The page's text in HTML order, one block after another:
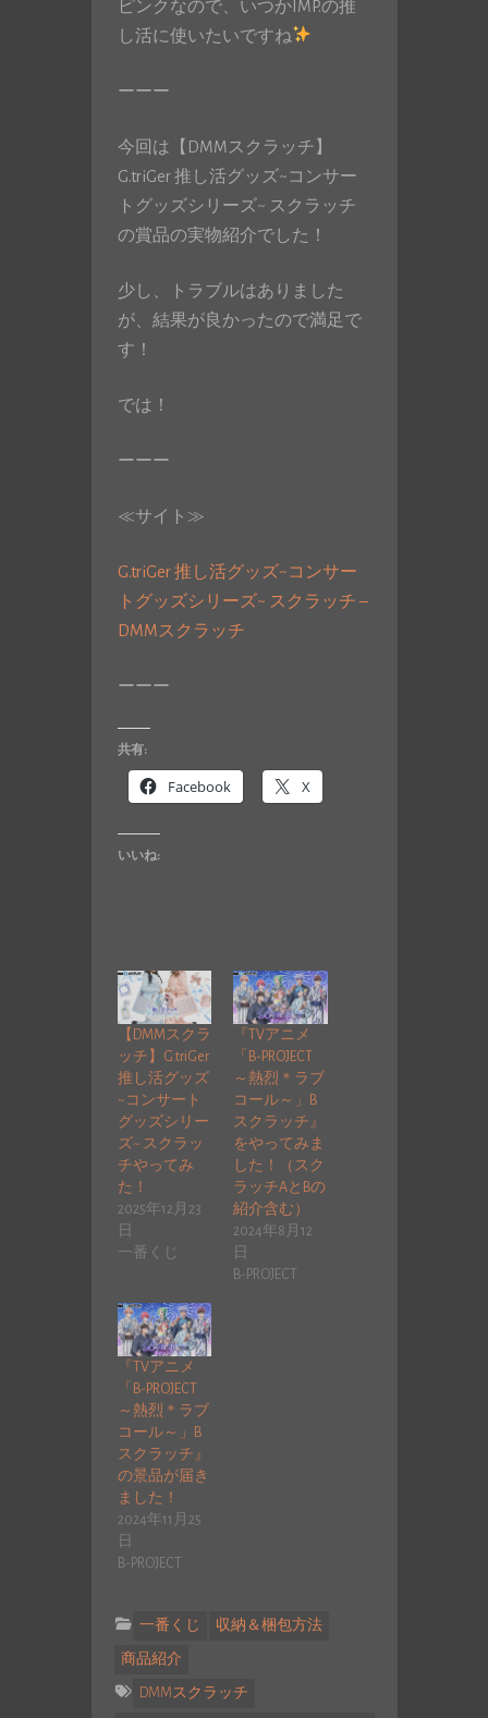
ピンクなので、いつかIMP.の推
し活に使いたいですね
ーーー
今回は【DMMスクラッチ】
G.triGer 推し活グッズ~コンサー
トグッズシリーズ~ スクラッチ
の賞品の実物紹介でした！
少し、トラブルはありました
が、結果が良かったので満足で
す！
では！
ーーー
≪サイト≫
G.triGer 推し活グッズ~コンサー
トグッズシリーズ~ スクラッチ –
DMMスクラッチ
ーーー
共有:
Facebook X
いいね:
【DMMスクラ
ッチ】G.triGer
推し活グッズ
~コンサート
グッズシリー
ズ~ スクラッ
チやってみ
た！
2025年12月23
日
一番くじ
『TVアニメ
「B-PROJECT
～熱烈＊ラブ
コール～」B
スクラッチ』
をやってみま
した！（スク
ラッチAとBの
紹介含む）
2024年8月12
日
B-PROJECT
『TVアニメ
「B-PROJECT
～熱烈＊ラブ
コール～」B
スクラッチ』
の景品が届き
ました！
2024年11月25
日
B-PROJECT
一番くじ 収納＆梱包方法
商品紹介
DMMスクラッチ